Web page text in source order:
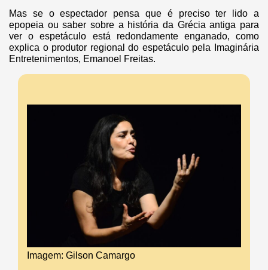
Mas se o espectador pensa que é preciso ter lido a
epopeia ou saber sobre a história da Grécia antiga para
ver o espetáculo está redondamente enganado, como
explica o produtor regional do espetáculo pela Imaginária
Entretenimentos, Emanoel Freitas.
Imagem: Gilson Camargo